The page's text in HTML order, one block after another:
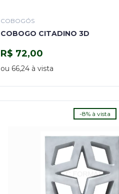
COBOGÓS
COBOGO CITADINO 3D
R$ 72,00
ou 66,24 à vistaCOMPRAR
-8% à vista